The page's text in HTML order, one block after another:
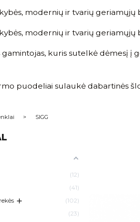
modernių ir tvarių
modernių ir tvarių
gamintojas, kuris sutelkė
puodeliai sulaukė dabartinės
SIGG
12
41
+
102
23